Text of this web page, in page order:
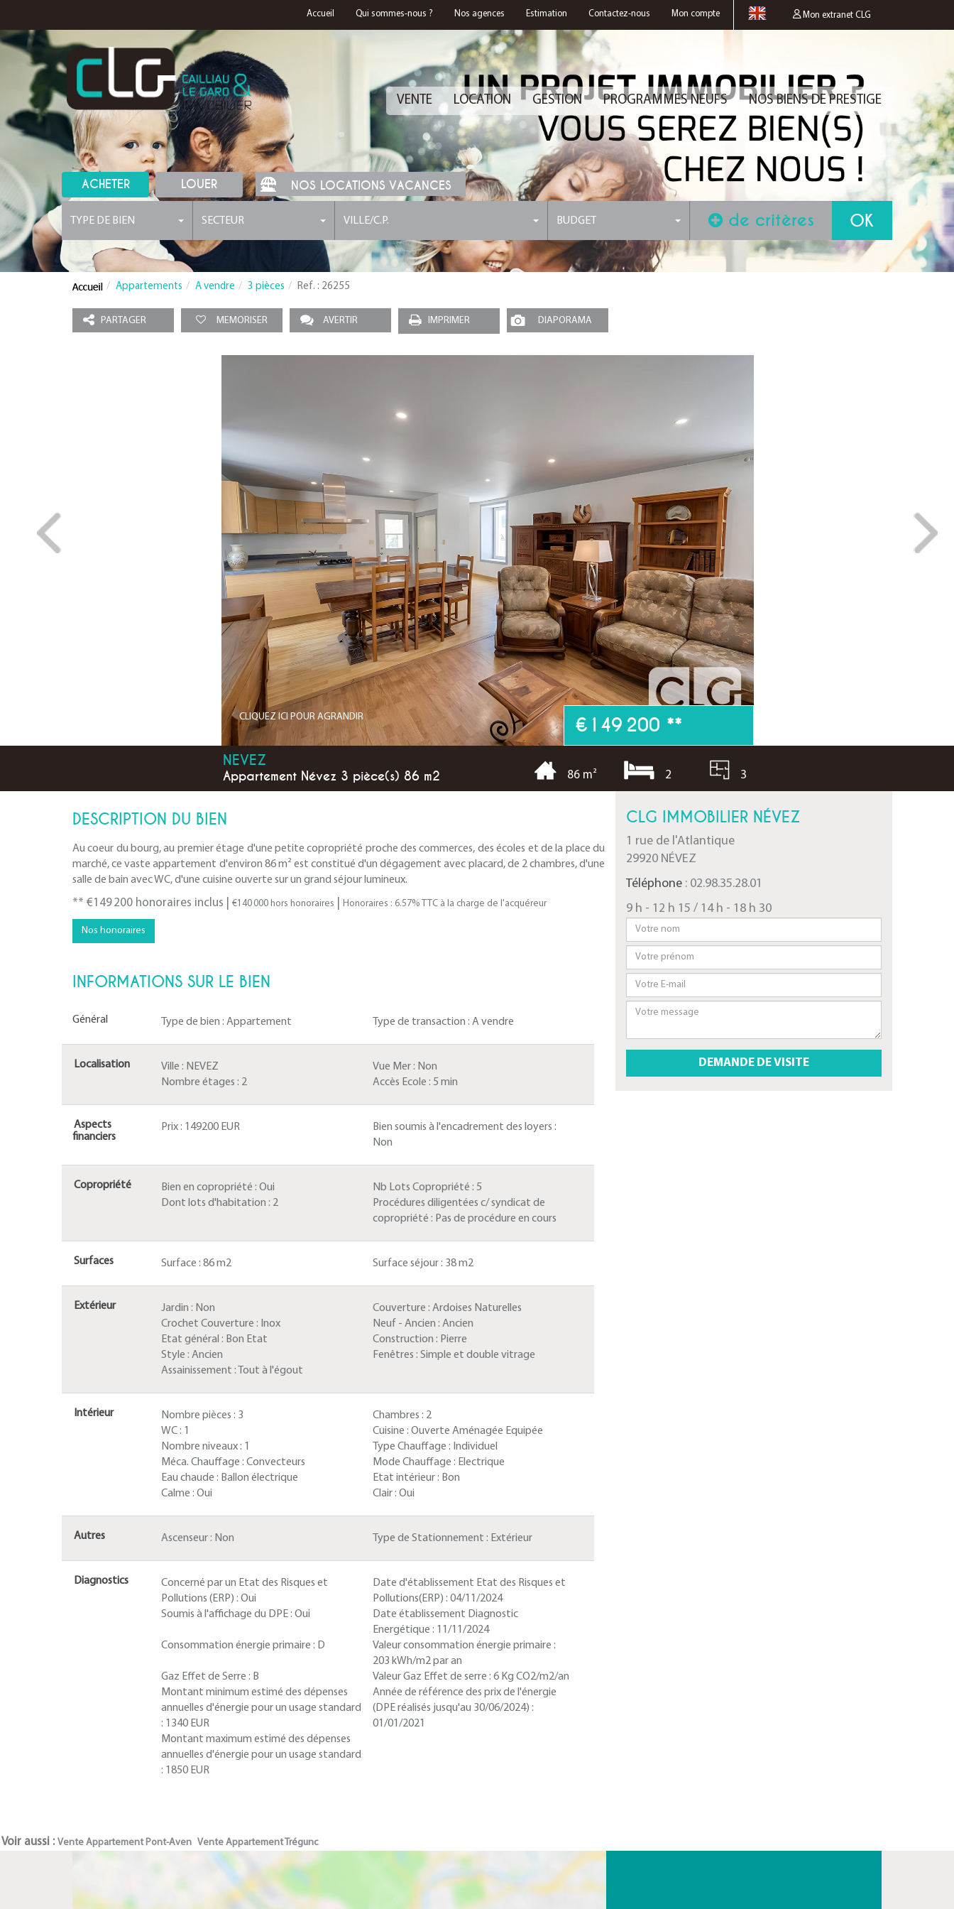
Mon extranet CLG
Accueil Qui sommes-nous ? Nos agences Estimation Contactez-nous Mon compte
VENTE LOCATION GESTION PROGRAMMES NEUFS NOS BIENS DE PRESTIGE
ACHETER LOUER NOS LOCATIONS VACANCES
TYPE DE BIEN SECTEUR VILLE/C.P. BUDGET de critères
Appartements A vendre 3 pièces Ref. : 26255
PARTAGER MEMORISER AVERTIR IMPRIMER DIAPORAMA
CLIQUEZ ICI POUR AGRANDIR €149 200 **
NEVEZ
Appartement Névez 3 pièce(s) 86 m2 86 m² 2 3
DESCRIPTION DU BIEN
Au coeur du bourg, au premier étage d'une petite copropriété proche des commerces, des écoles et de la place du
marché, ce vaste appartement d'environ 86 m² est constitué d'un dégagement avec placard, de 2 chambres, d'une
salle de bain avec WC, d'une cuisine ouverte sur un grand séjour lumineux.
** €149 200 honoraires inclus €140 000 hors honoraires Honoraires : 6.57% TTC à la charge de l'acquéreur
Nos honoraires
INFORMATIONS SUR LE BIEN
Général Type de bien : Appartement Type de transaction : A vendre
Localisation Ville : NEVEZ Vue Mer : Non
Nombre étages : 2 Accès Ecole : 5 min
Aspects
financiers
Prix : 149200 EUR
Bien soumis à l'encadrement des loyers :
Non
Copropriété Bien en copropriété : Oui Nb Lots Copropriété : 5
Dont lots d'habitation : 2
Procédures diligentées c/ syndicat de
copropriété : Pas de procédure en cours
Surfaces Surface : 86 m2 Surface séjour : 38 m2
Extérieur Jardin : Non Couverture : Ardoises Naturelles
Crochet Couverture : Inox Neuf - Ancien : Ancien
Etat général : Bon Etat Construction : Pierre
Style : Ancien Fenêtres : Simple et double vitrage
Assainissement :
Tout à l'égout
Intérieur Nombre pièces : 3 Chambres : 2
WC : 1 Cuisine : Ouverte Aménagée Equipée
Nombre niveaux : 1 Type Chauffage : Individuel
Méca. Chauffage : Convecteurs Mode Chauffage : Electrique
Eau chaude : Ballon électrique Etat intérieur : Bon
Calme : Oui Clair : Oui
Autres Ascenseur : Non Type de Stationnement : Extérieur
Diagnostics
Concerné par un Etat des Risques et
Pollutions (ERP) : Oui
Date d'établissement Etat des Risques et
Pollutions(ERP) : 04/11/2024
Soumis à l'affichage du DPE : Oui
Date établissement Diagnostic
Energétique : 11/11/2024
Consommation énergie primaire : D
Valeur consommation énergie primaire :
203 kWh/m2 par an
Gaz Effet de Serre : B Valeur Gaz Effet de serre : 6 Kg CO2/m2/an
Montant minimum estimé des dépenses
annuelles d'énergie pour un usage standard
: 1340 EUR
Année de référence des prix de l'énergie
(DPE réalisés jusqu'au 30/06/2024) :
01/01/2021
Montant maximum estimé des dépenses
annuelles d'énergie pour un usage standard
: 1850 EUR
CLG IMMOBILIER NÉVEZ
1 rue de l'Atlantique
29920 NÉVEZ
Téléphone : 02.98.35.28.01
9 h - 12 h 15 / 14 h - 18 h 30
Voir aussi : Vente Appartement Pont-Aven Vente Appartement Trégunc